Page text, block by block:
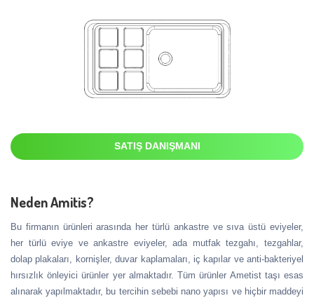
SATIŞ DANIŞMANI
Neden Amitis?
Bu firmanın ürünleri arasında her türlü ankastre ve sıva üstü eviyeler,
her türlü eviye ve ankastre eviyeler, ada mutfak tezgahı, tezgahlar,
dolap plakaları, kornişler, duvar kaplamaları, iç kapılar ve anti-bakteriyel
hırsızlık önleyici ürünler yer almaktadır. Tüm ürünler Ametist taşı esas
alınarak yapılmaktadır, bu tercihin sebebi nano yapısı ve hiçbir maddeyi